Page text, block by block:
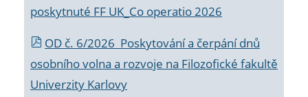
poskytnuté FF UK_Co operatio 2026
OD č. 6/2026 Poskytování a čerpání dnů
osobního volna a rozvoje na Filozofické fakultě
Univerzity Karlovy